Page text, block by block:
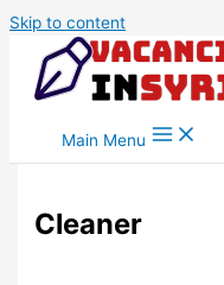
Skip to content
Main Menu
Cleaner